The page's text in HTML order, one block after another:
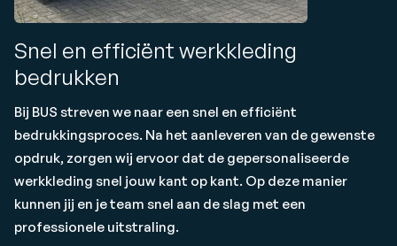
Snel en efficiënt werkkleding
bedrukken
Bij BUS streven we naar een snel en efficiënt
bedrukkingsproces. Na het aanleveren van de gewenste
opdruk, zorgen wij ervoor dat de gepersonaliseerde
werkkleding snel jouw kant op kant. Op deze manier
kunnen jij en je team snel aan de slag met een
professionele uitstraling.